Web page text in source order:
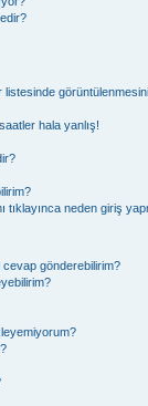
listesinde
hala yanlış!
tıklayınca neden giriş
cevap gönderebilirim?